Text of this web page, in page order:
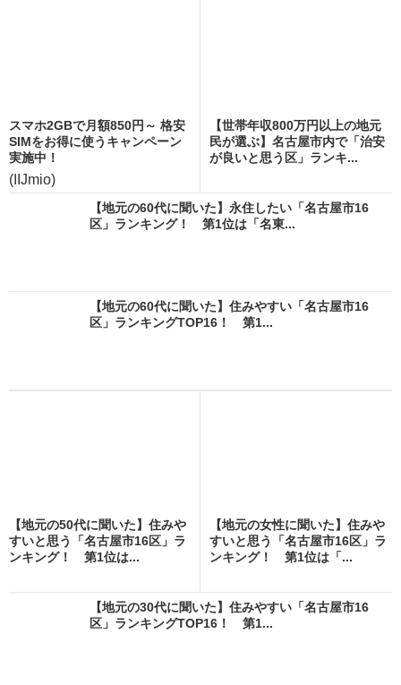
スマホ2GBで月額850円～ 格安
SIMをお得に使うキャンペーン
実施中！
(IIJmio)
【世帯年収800万円以上の地元
民が選ぶ】名古屋市内で「治安
が良いと思う区」ランキ...
【地元の60代に聞いた】永住したい「名古屋市16
区」ランキング！ 第1位は「名東...
【地元の60代に聞いた】住みやすい「名古屋市16
区」ランキングTOP16！ 第1...
【地元の50代に聞いた】住みや
すいと思う「名古屋市16区」ラ
ンキング！ 第1位は...
【地元の女性に聞いた】住みや
すいと思う「名古屋市16区」ラ
ンキング！ 第1位は「...
【地元の30代に聞いた】住みやすい「名古屋市16
区」ランキングTOP16！ 第1...